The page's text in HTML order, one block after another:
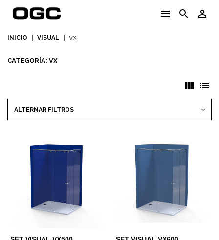
menu search person_outline
INICIO VISUAL VX
CATEGORÍA: VX
view_column list
ALTERNAR FILTROS